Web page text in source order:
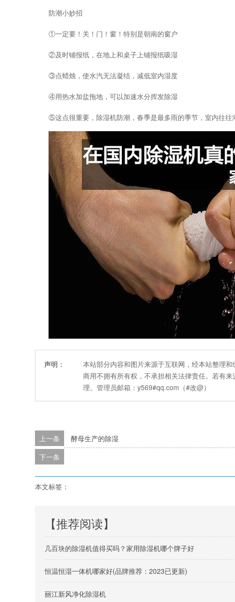
防潮小妙招
①一定要！关！门！窗！特别是朝南的窗户
②及时铺报纸，在地上和桌子上铺报纸吸湿
③点蜡烛，使水汽无法凝结，减低室内湿度
④用热水加盐拖地，可以加速水分挥发除湿
⑤这点很重要，除湿机防潮，春季是最多雨的季节，室内往往
声明：
本站部分内容和图片来源于互联网，经本站整理
商用不拥有所有权，不承担相关法律责任。若有
理。管理员邮箱：y569#qq.com（#改@）
上一条
酵母生产的除湿
下一条
本文标签：
【推荐阅读】
几百块的除湿机值得买吗？家用除湿机哪个牌子好
恒温恒湿一体机哪家好(品牌推荐：2023已更新)
丽江新风净化除湿机